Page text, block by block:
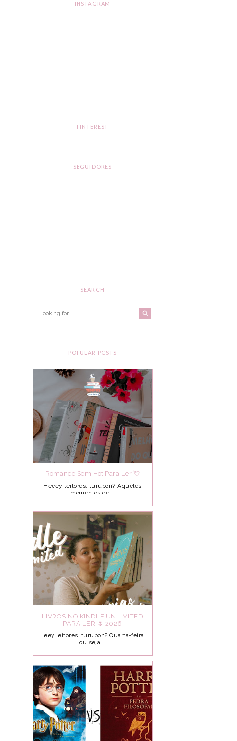
INSTAGRAM
PINTEREST
SEGUIDORES
SEARCH
POPULAR POSTS
Romance Sem Hot Para Ler 💘
Heeey leitores, turubon? Aqueles
momentos de...
LIVROS NO KINDLE UNLIMITED
PARA LER 🌷 2026
Heey leitores, turubon? Quarta-feira,
ou seja...